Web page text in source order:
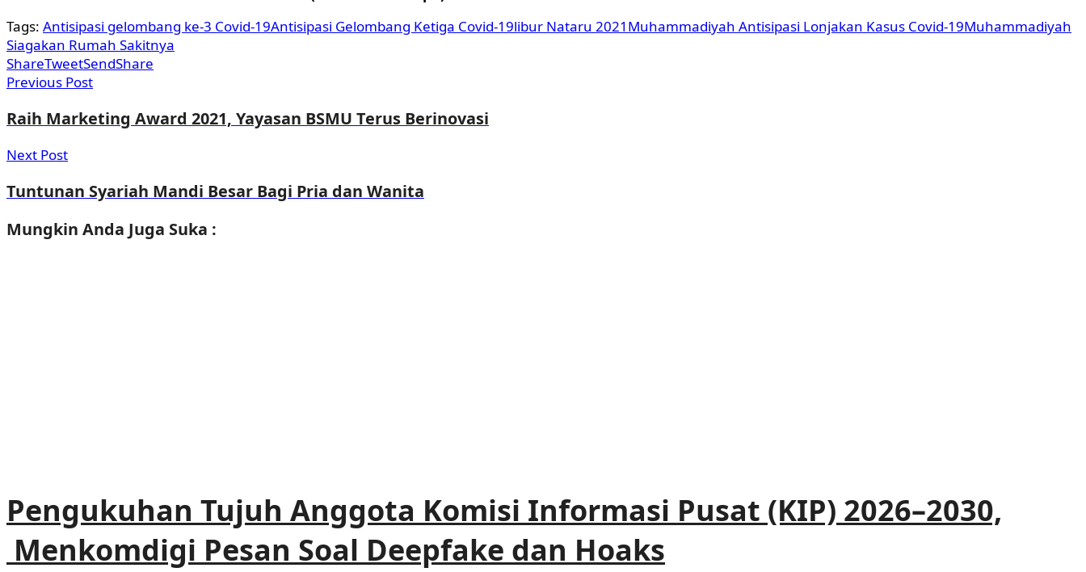
Tags: Antisipasi gelombang ke-3 Covid-19Antisipasi Gelombang Ketiga Covid-19libur Nataru 2021 Muhammadiyah Antisipasi Lonjakan Kasus Covid-19Muhammadiyah
Siagakan Rumah Sakitnya
ShareTweetSendShare
Previous Post
Raih Marketing Award 2021, Yayasan BSMU Terus Berinovasi
Next Post
Tuntunan Syariah Mandi Besar Bagi Pria dan Wanita
Mungkin Anda Juga Suka :
Pengukuhan Tujuh Anggota Komisi Informasi Pusat (KIP) 2026–2030,
Menkomdigi Pesan Soal Deepfake dan Hoaks